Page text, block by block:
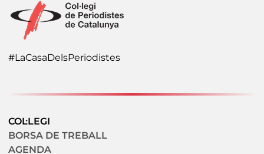
#LaCasaDelsPeriodistes
Navegació secundaria
COL·LEGI
BORSA DE TREBALL
AGENDA